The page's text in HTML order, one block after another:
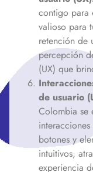
contigo para
valioso para
retención de
percepción
(UX) que
de usuario
Colombia se
botones y
intuitivos,
experiencia